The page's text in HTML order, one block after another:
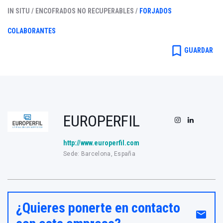
IN SITU / ENCOFRADOS NO RECUPERABLES / FORJADOS
COLABORANTES
bookmark_border GUARDAR
EUROPERFIL
http://www.europerfil.com
Sede: Barcelona, España
¿Quieres ponerte en contacto
email